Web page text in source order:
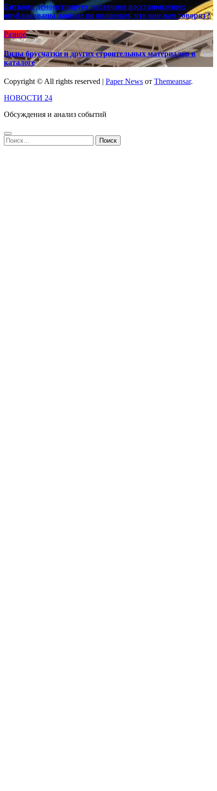
Биткоин демонстрирует частичное восстановление:
опубликованы данные по опционам, что они нам говорят?
Разное
Виды брусчатки и других строительных материалов в
каталоге
Copyright © All rights reserved | Paper News от Themeansar.
НОВОСТИ 24
Обсуждения и анализ событий
Найти: